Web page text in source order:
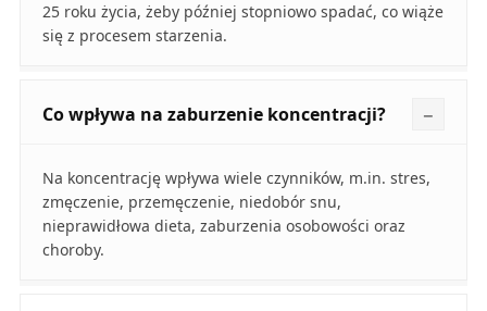
25 roku życia, żeby później stopniowo spadać, co wiąże
się z procesem starzenia.
Co wpływa na zaburzenie koncentracji?
Na koncentrację wpływa wiele czynników, m.in. stres,
zmęczenie, przemęczenie, niedobór snu,
nieprawidłowa dieta, zaburzenia osobowości oraz
choroby.